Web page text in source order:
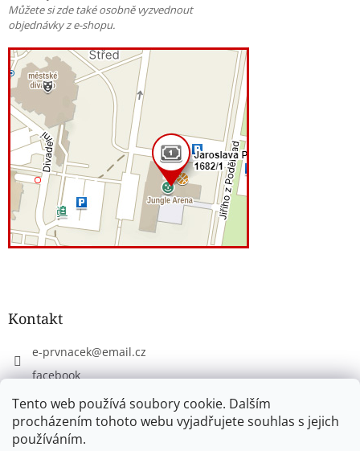
Tento web používá soubory cookie. Dalším
procházením tohoto webu vyjadřujete souhlas s jejich
používáním.
Můžete si zde také osobně vyzvednout
objednávky z e-shopu.
Kontakt
e-prvnacek@email.cz
facebook
eprvnacek